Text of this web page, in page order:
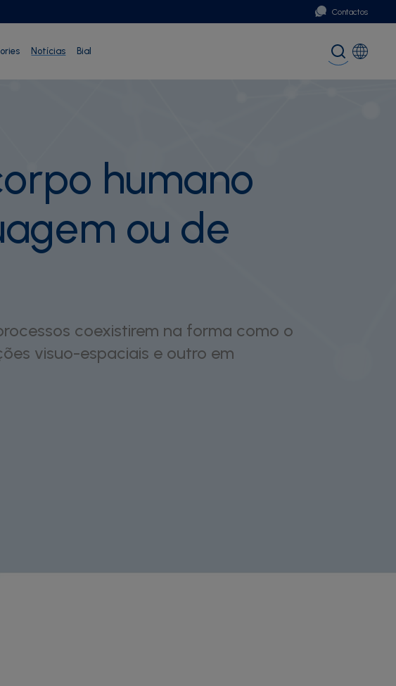
Contactos
Notícias Bial
Portugal
humano
ou de
coexistirem na forma como o
visuo-espaciais e outro em